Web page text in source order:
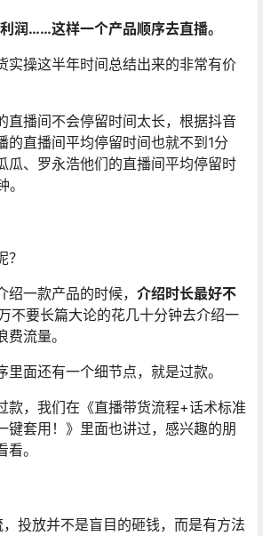
润……这样一个产品顺序去直播。
实操这半年时间总结出来的非常有价
直播间不会停留时间太长，根据抖音
的直播间平均停留时间也就不到1分
瓜、罗永浩他们的直播间平均停留时
一款产品的时候， 介绍时长最好不
不要长篇大论的花几十分钟去介绍一
流量。
里面还有一个细节点，就是过款。
款，我们在《直播带货流程+话术标准
键套用！》里面也讲过，感兴趣的朋
。
投放并不是盲目的砸钱，而是有方法